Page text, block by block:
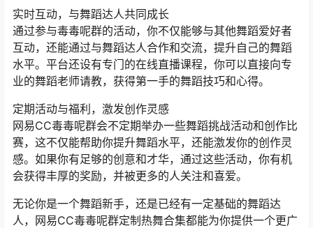
实时互动，与舞蹈达人共同成长
通过参与毒毒呢群的活动，你不仅能够与其他舞蹈爱好者
互动，还能通过与舞蹈达人合作和交流，提升自己的舞蹈
水平。平台还设有专门的在线直播课程，你可以直接向专
业的舞蹈老师请教，获得第一手的舞蹈技巧和心得。
定期活动与福利，激发创作灵感
网易CC毒毒呢群会不定期举办一些舞蹈挑战活动和创作比
赛，这不仅能帮助你提升舞蹈水平，还能激发你的创作灵
感。如果你有足够的创意和才华，通过这些活动，你有机
会获得丰厚的奖励，并被更多的人关注和喜爱。
无论你是一个舞蹈新手，还是已经有一定基础的舞蹈达
人，网易CC毒毒呢群定制热舞合集都能为你提供一个更广